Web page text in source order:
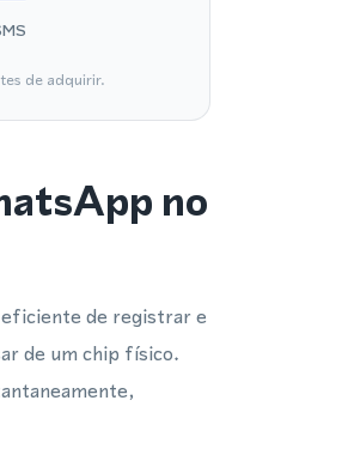
de adquirir.
no
de registrar e
de um chip físico.